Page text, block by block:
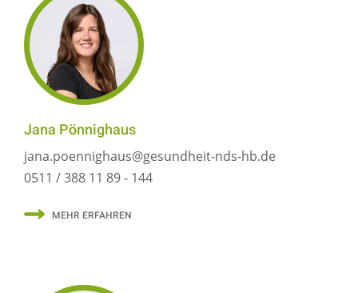
Jana Pönnighaus
jana.poennighaus@gesundheit-nds-hb.de
0511 / 388 11 89 - 144
MEHR ERFAHREN